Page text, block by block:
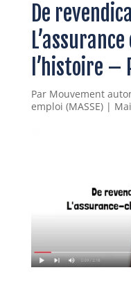
De
l’histoire –
Par Mouvement
emploi (MASSE)|